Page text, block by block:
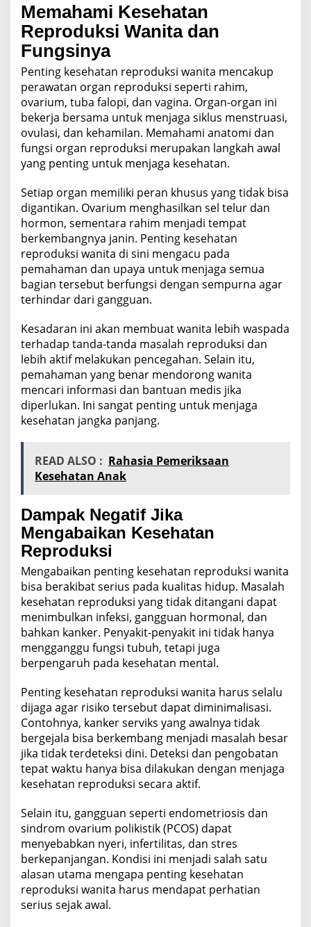
Memahami Kesehatan
Reproduksi Wanita dan
Fungsinya
Penting kesehatan reproduksi wanita mencakup
perawatan organ reproduksi seperti rahim,
ovarium, tuba falopi, dan vagina. Organ-organ ini
bekerja bersama untuk menjaga siklus menstruasi,
ovulasi, dan kehamilan. Memahami anatomi dan
fungsi organ reproduksi merupakan langkah awal
yang penting untuk menjaga kesehatan.
Setiap organ memiliki peran khusus yang tidak bisa
digantikan. Ovarium menghasilkan sel telur dan
hormon, sementara rahim menjadi tempat
berkembangnya janin. Penting kesehatan
reproduksi wanita di sini mengacu pada
pemahaman dan upaya untuk menjaga semua
bagian tersebut berfungsi dengan sempurna agar
terhindar dari gangguan.
Kesadaran ini akan membuat wanita lebih waspada
terhadap tanda-tanda masalah reproduksi dan
lebih aktif melakukan pencegahan. Selain itu,
pemahaman yang benar mendorong wanita
mencari informasi dan bantuan medis jika
diperlukan. Ini sangat penting untuk menjaga
kesehatan jangka panjang.
READ ALSO : Rahasia Pemeriksaan
Kesehatan Anak
Dampak Negatif Jika
Mengabaikan Kesehatan
Reproduksi
Mengabaikan penting kesehatan reproduksi wanita
bisa berakibat serius pada kualitas hidup. Masalah
kesehatan reproduksi yang tidak ditangani dapat
menimbulkan infeksi, gangguan hormonal, dan
bahkan kanker. Penyakit-penyakit ini tidak hanya
mengganggu fungsi tubuh, tetapi juga
berpengaruh pada kesehatan mental.
Penting kesehatan reproduksi wanita harus selalu
dijaga agar risiko tersebut dapat diminimalisasi.
Contohnya, kanker serviks yang awalnya tidak
bergejala bisa berkembang menjadi masalah besar
jika tidak terdeteksi dini. Deteksi dan pengobatan
tepat waktu hanya bisa dilakukan dengan menjaga
kesehatan reproduksi secara aktif.
Selain itu, gangguan seperti endometriosis dan
sindrom ovarium polikistik (PCOS) dapat
menyebabkan nyeri, infertilitas, dan stres
berkepanjangan. Kondisi ini menjadi salah satu
alasan utama mengapa penting kesehatan
reproduksi wanita harus mendapat perhatian
serius sejak awal.